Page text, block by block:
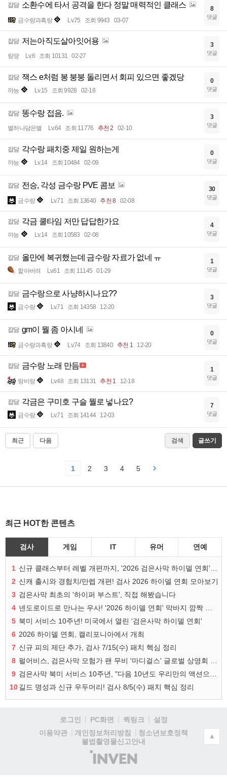
잡담 소환수에 타서 공격을 한다 정말 매력적인 클래스
금수랑과흑랑 Lv.75 조회 9943 03-07
8
댓글
잡담 저는아직도살아잇어용
링땅 Lv.6 조회 10131 02-27
3
댓글
잡담 잭스 e처럼 봉 붕붕 돌리면서 회피 있으면 좋겠당
꺄능 Lv.15 조회 9928 02-18
0
댓글
잡담 똥수랑 접음.
별하나담은별 Lv.64 조회 11776 추천 2 02-10
3
댓글
잡담 각수랑 패치중 제일 원하는게
꺄능 Lv.14 조회 10484 02-09
0
댓글
잡담 전승, 각성 금수랑 PVE 콤보
금수랑 Lv.71 조회 13640 추천 8 02-08
30
댓글
잡담 각금 쿨타임 저만 답답한가요
꺄능 Lv.14 조회 10583 02-08
4
댓글
잡담 올만에 복귀했는데 금수랑 자료가 없네 ㅠ
핥아버려 Lv.61 조회 11145 01-29
1
댓글
잡담 금수랑으로 사냥하시나요??
금수랑 Lv.71 조회 14358 12-20
3
댓글
잡담 gm이 뭘 좀 아시네
금수랑과흑랑 Lv.74 조회 13840 추천 1 12-20
0
댓글
잡담 금수랑 노래 만듬
랑비랑 Lv.48 조회 13131 추천 1 12-18
1
댓글
잡담 각금은 구미호 구슬 뭘로 넣나요?
금수랑 Lv.71 조회 14144 12-03
7
댓글
최근 다음 검색 글쓰기
1 2 3 4 5
최근 HOT한 콘텐츠
검사 게임 IT 유머 연예
1
2 신캐 출시와 경험치/만렙 개편! 검사 2026 하이델 연회 모아보기
3 검은사막 최초의 '하이퍼 부스트', 직접 해봤습니다
4
5 북미 서비스 10주년! 미국에서 열린 '검은사막 하이델 연회'
6 2026 하이델 연회, 캘리포니아에서 개최
7 신규 피의 제단 추가, 검사 7/15(수) 패치 핵심 정리
8
9
10길드 명성과 신규 우두머리! 검사 8/5(수) 패치 핵심 정리
로그인 PC화면 퀵링크
설정
이용약관
개인정보처리방침
청소년보호정책
불법촬영물신고안내
(주)
인
▲